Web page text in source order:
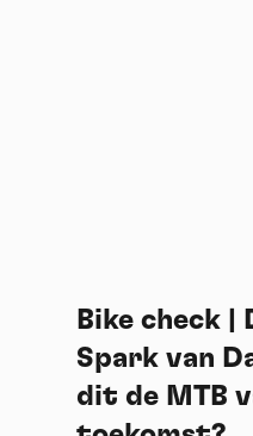
Bike check |
Spark van
dit de MTB